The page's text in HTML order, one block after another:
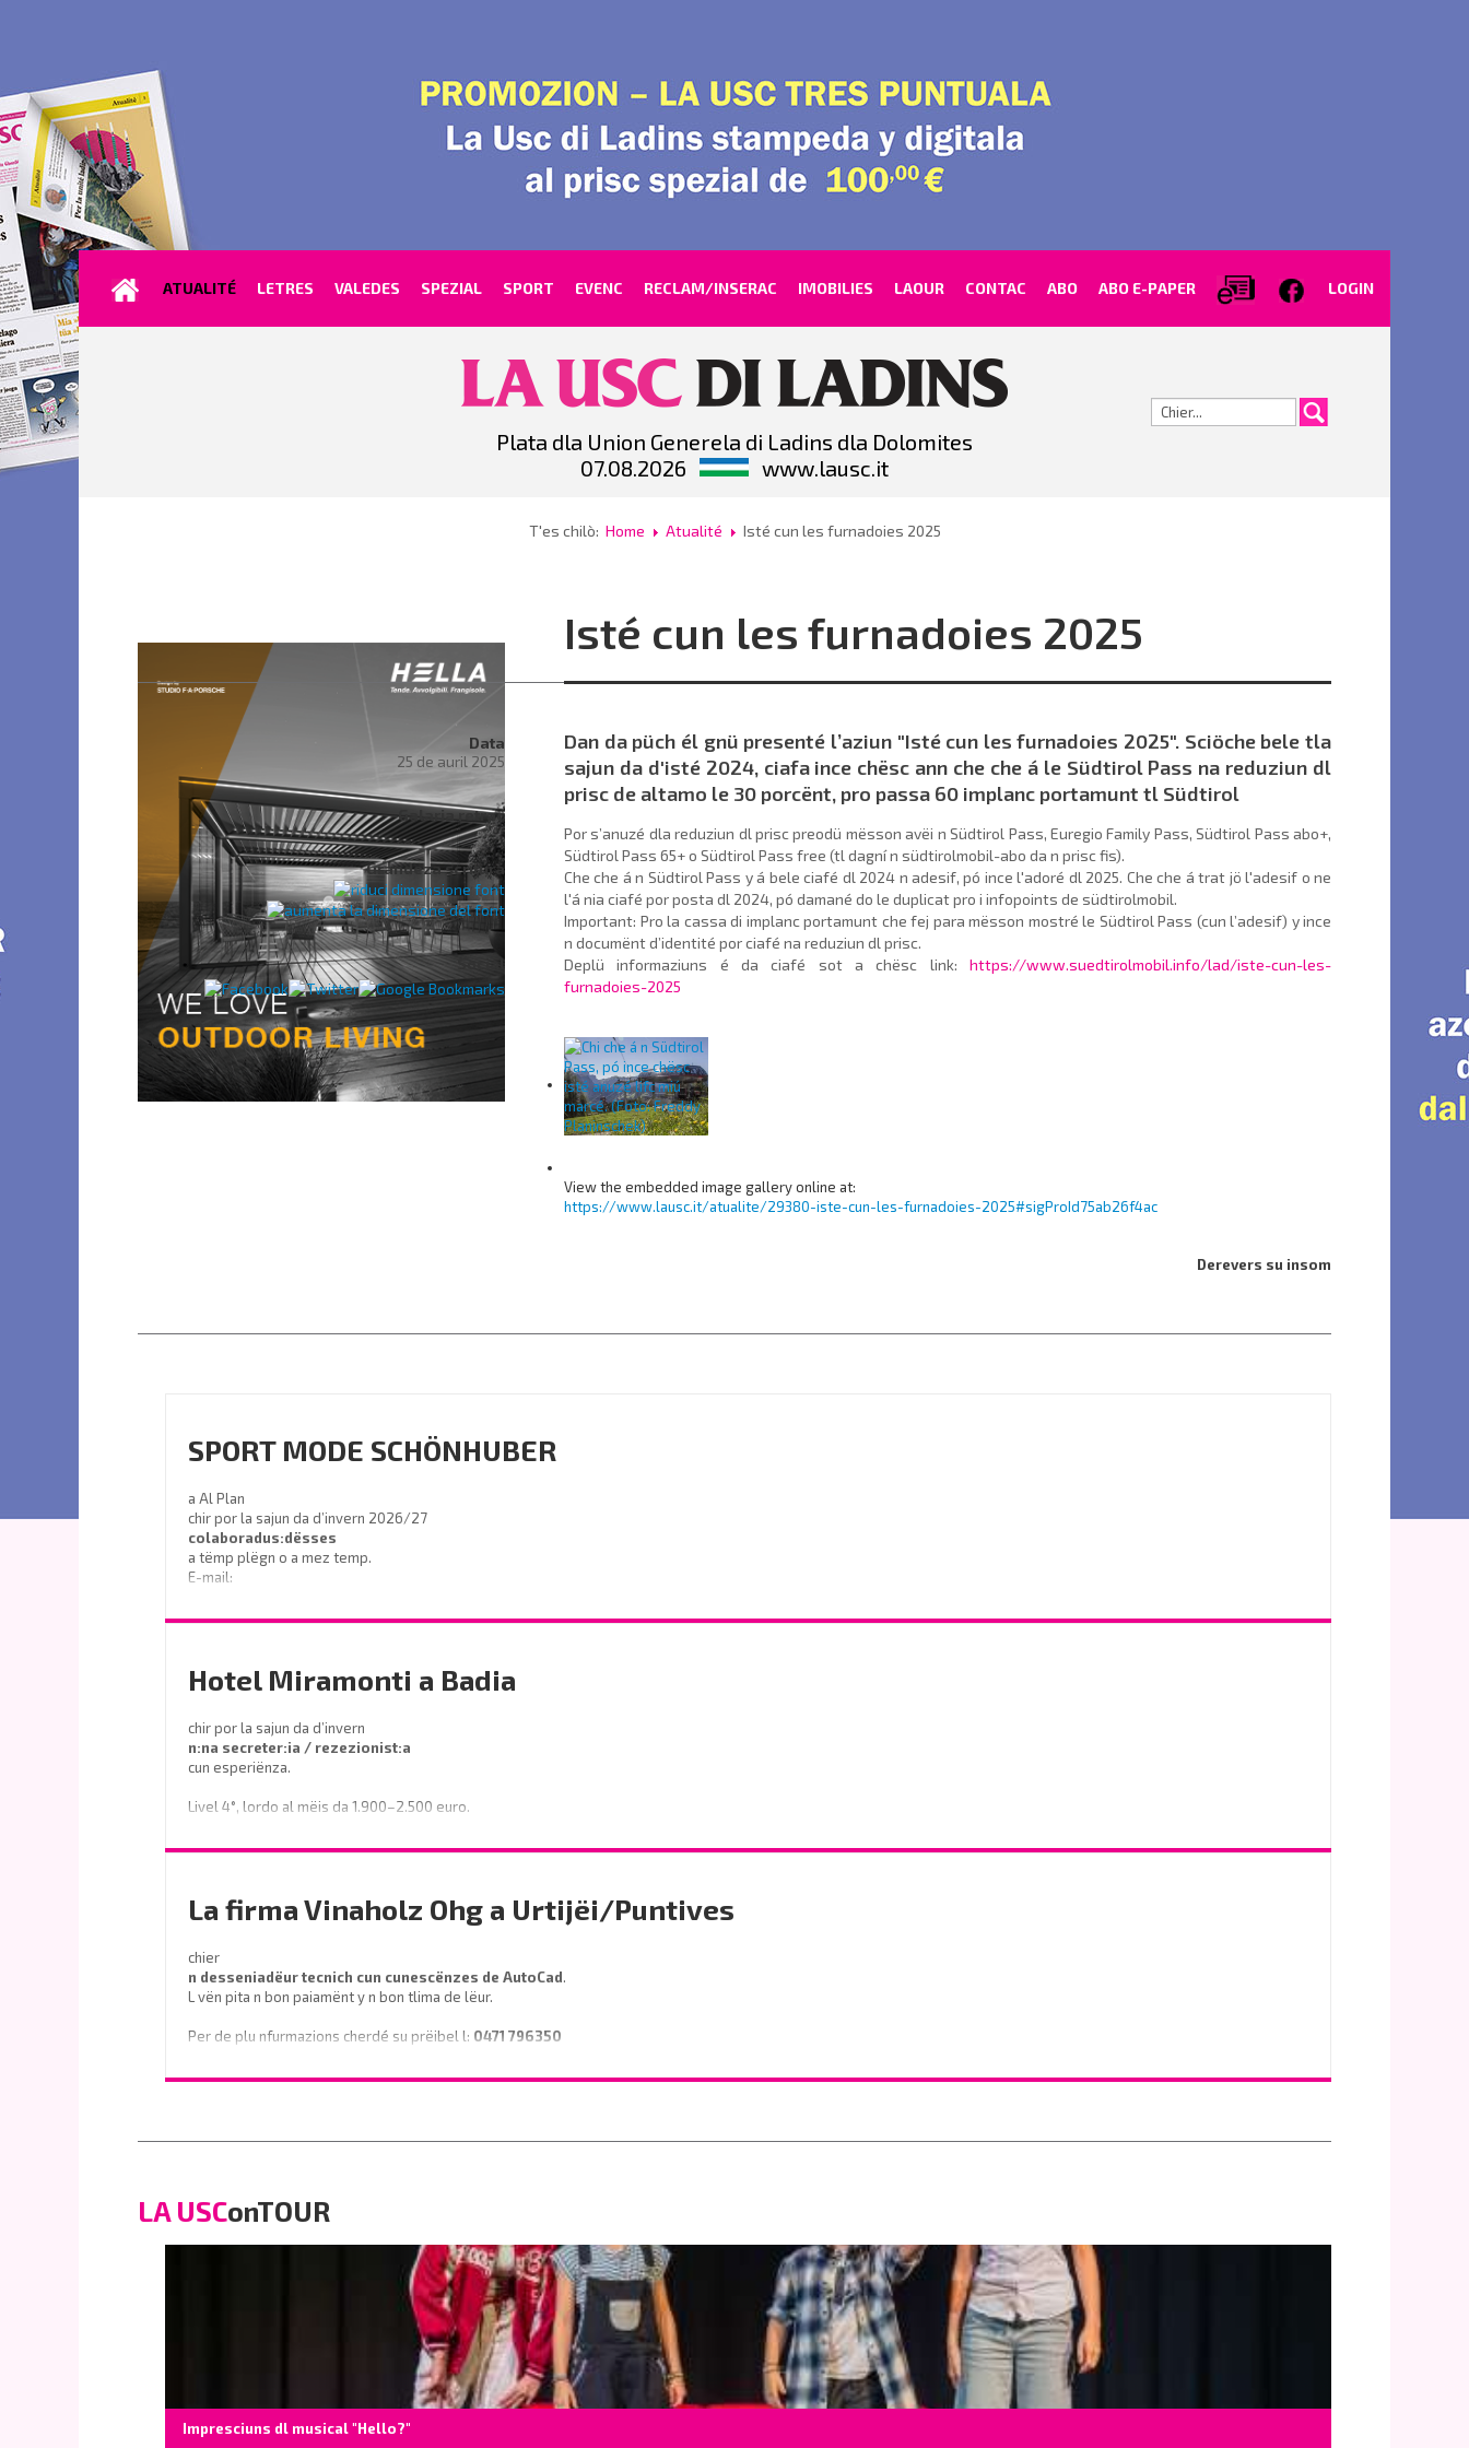
ATUALITÉ LETRES VALEDES SPEZIAL SPORT EVENC RECLAM/INSERAC IMOBILIES LAOUR CONTAC ABO ABO E-PAPER LOGIN
Plata dla Union Generela di Ladins dla Dolomites
07.08.2026
www.lausc.it
Cerca...
T'es chilò: Home Atualité Isté cun les furnadoies 2025
Isté cun les furnadoies 2025
Data
25 de auril 2025
Galaria retrac
Grandeza scritura
Social
Dan da püch él gnü presenté l’aziun "Isté cun les furnadoies 2025". Sciöche bele tla
sajun da d'isté 2024, ciafa ince chësc ann che che á le Südtirol Pass na reduziun dl
prisc de altamo le 30 porcënt, pro passa 60 implanc portamunt tl Südtirol
Por s’anuzé dla reduziun dl prisc preodü mësson avëi n Südtirol Pass, Euregio Family Pass, Südtirol Pass abo+,
Südtirol Pass 65+ o Südtirol Pass free (tl dagní n südtirolmobil-abo da n prisc fis).
Che che á n Südtirol Pass y á bele ciafé dl 2024 n adesif, pó ince l'adoré dl 2025. Che che á trat jö l'adesif o ne
l'á nia ciafé por posta dl 2024, pó damané do le duplicat pro i infopoints de südtirolmobil.
Important: Pro la cassa di implanc portamunt che fej para mësson mostré le Südtirol Pass (cun l’adesif) y ince
n documënt d’identité por ciafé na reduziun dl prisc.
Deplü informaziuns é da ciafé sot a chësc link: https://www.suedtirolmobil.info/lad/iste-cun-les-
furnadoies-2025
View the embedded image gallery online at:
https://www.lausc.it/atualite/29380-iste-cun-les-furnadoies-2025#sigProId75ab26f4ac
Derevers su insom
SPORT MODE SCHÖNHUBER
a Al Plan
chir por la sajun da d’invern 2026/27
colaboradus:dësses
a tëmp plëgn o a mez temp.
E-mail:
Hotel Miramonti a Badia
chir por la sajun da d’invern
n:na secreter:ia / rezezionist:a
cun esperiënza.
Livel 4°, lordo al mëis da 1.900–2.500 euro.
Prëibel mené le curriculum a
o telefoné al0471 839661
La firma Vinaholz Ohg a Urtijëi/Puntives
chier
n desseniadëur tecnich cun cunescënzes de AutoCad.
L vën pita n bon paiamënt y n bon tlima de lëur.
Per de plu nfurmazions cherdé su prëibel l: 0471 796350
info@vinaholz.com
LA USConTOUR
Impresciuns dl musical "Hello?"